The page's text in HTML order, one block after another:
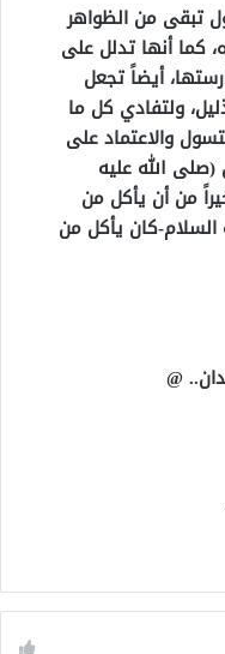
تبقى من الظواهر
كما أنها تدلل على
أيضاً تجعل
ولتفادي كل ما
والاعتماد على
الله عليه
من أن يأكل من
السلام-كان يأكل من
@